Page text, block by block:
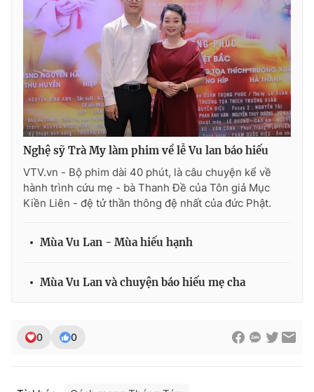
Ðiện thoại Thời báo VTV: 024.66 897 897
Email:toasoan@vtv.vn
Liên hệ quảng cáo:
024-7300.7108
® Cấm sao chép dưới mọi hình thức nếu không có sự chấp
Nghệ sỹ Trà My làm phim về lễ Vu lan báo hiếu
VTV.vn - Bộ phim dài 40 phút, là câu chuyện kể về
hành trình cứu mẹ - bà Thanh Đề của Tôn giả Mục
Kiền Liên - đệ tử thần thông đệ nhất của đức Phật.
Mùa Vu Lan - Mùa hiếu hạnh
Mùa Vu Lan và chuyện báo hiếu mẹ cha
0 0